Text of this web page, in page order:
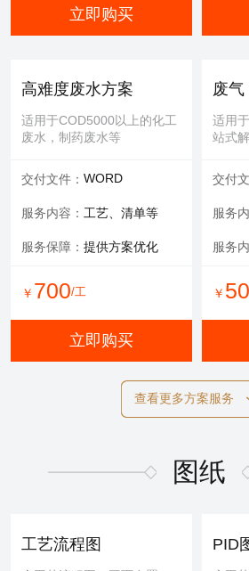
井，窖，地下操作室等
安全保障：专业设备持证
服务内容：清理，维修等
立即购买
水，
可选
设备清洗
适用于玻璃钢，污水池体清
洁，过滤罐、一体化设备等
定期清洗优惠
立即购买
立即购买
高难度废水方案
适用于COD5000以上的化工
废水，制药废水等
交付文件： WORD
服务内容： 工艺、清单等
服务保障： 提供方案优化
￥ 700/工
立即购买
废气
适用
站式
交付
服务
服务
￥
服务承诺：包修改
标书
文件编
服务内
查看更多方案服务
图纸
工艺流程图 PID